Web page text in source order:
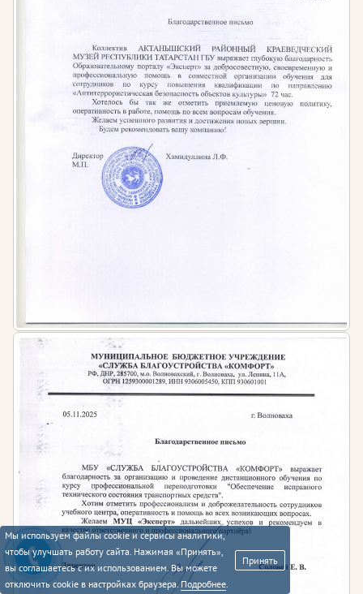
Мы используем файлы cookie и сервисы аналитики,
чтобы улучшать работу сайта. Нажимая «Принять»,
вы соглашаетесь с их использованием. Вы можете
отключить cookie в настройках браузера.Подробнее.
Принять